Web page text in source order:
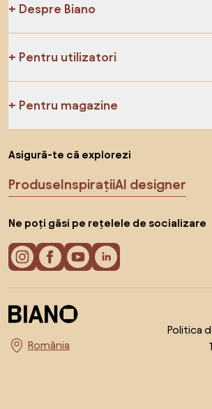
Despre Biano
Pentru utilizatori
Pentru magazine
Asigură-te că explorezi
ProduseInspirațiiAI designer
Ne poți găsi pe rețelele de socializare
Alege țara
Politica